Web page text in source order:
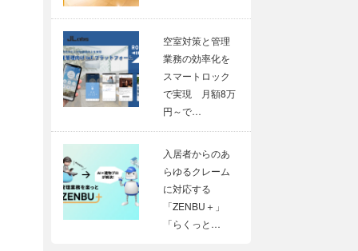
空室対策と管理
業務の効率化を
スマートロック
で実現 月額8万
円～で…
入居者からのあ
らゆるクレーム
に対応する
「ZENBU＋」
「らくっと…